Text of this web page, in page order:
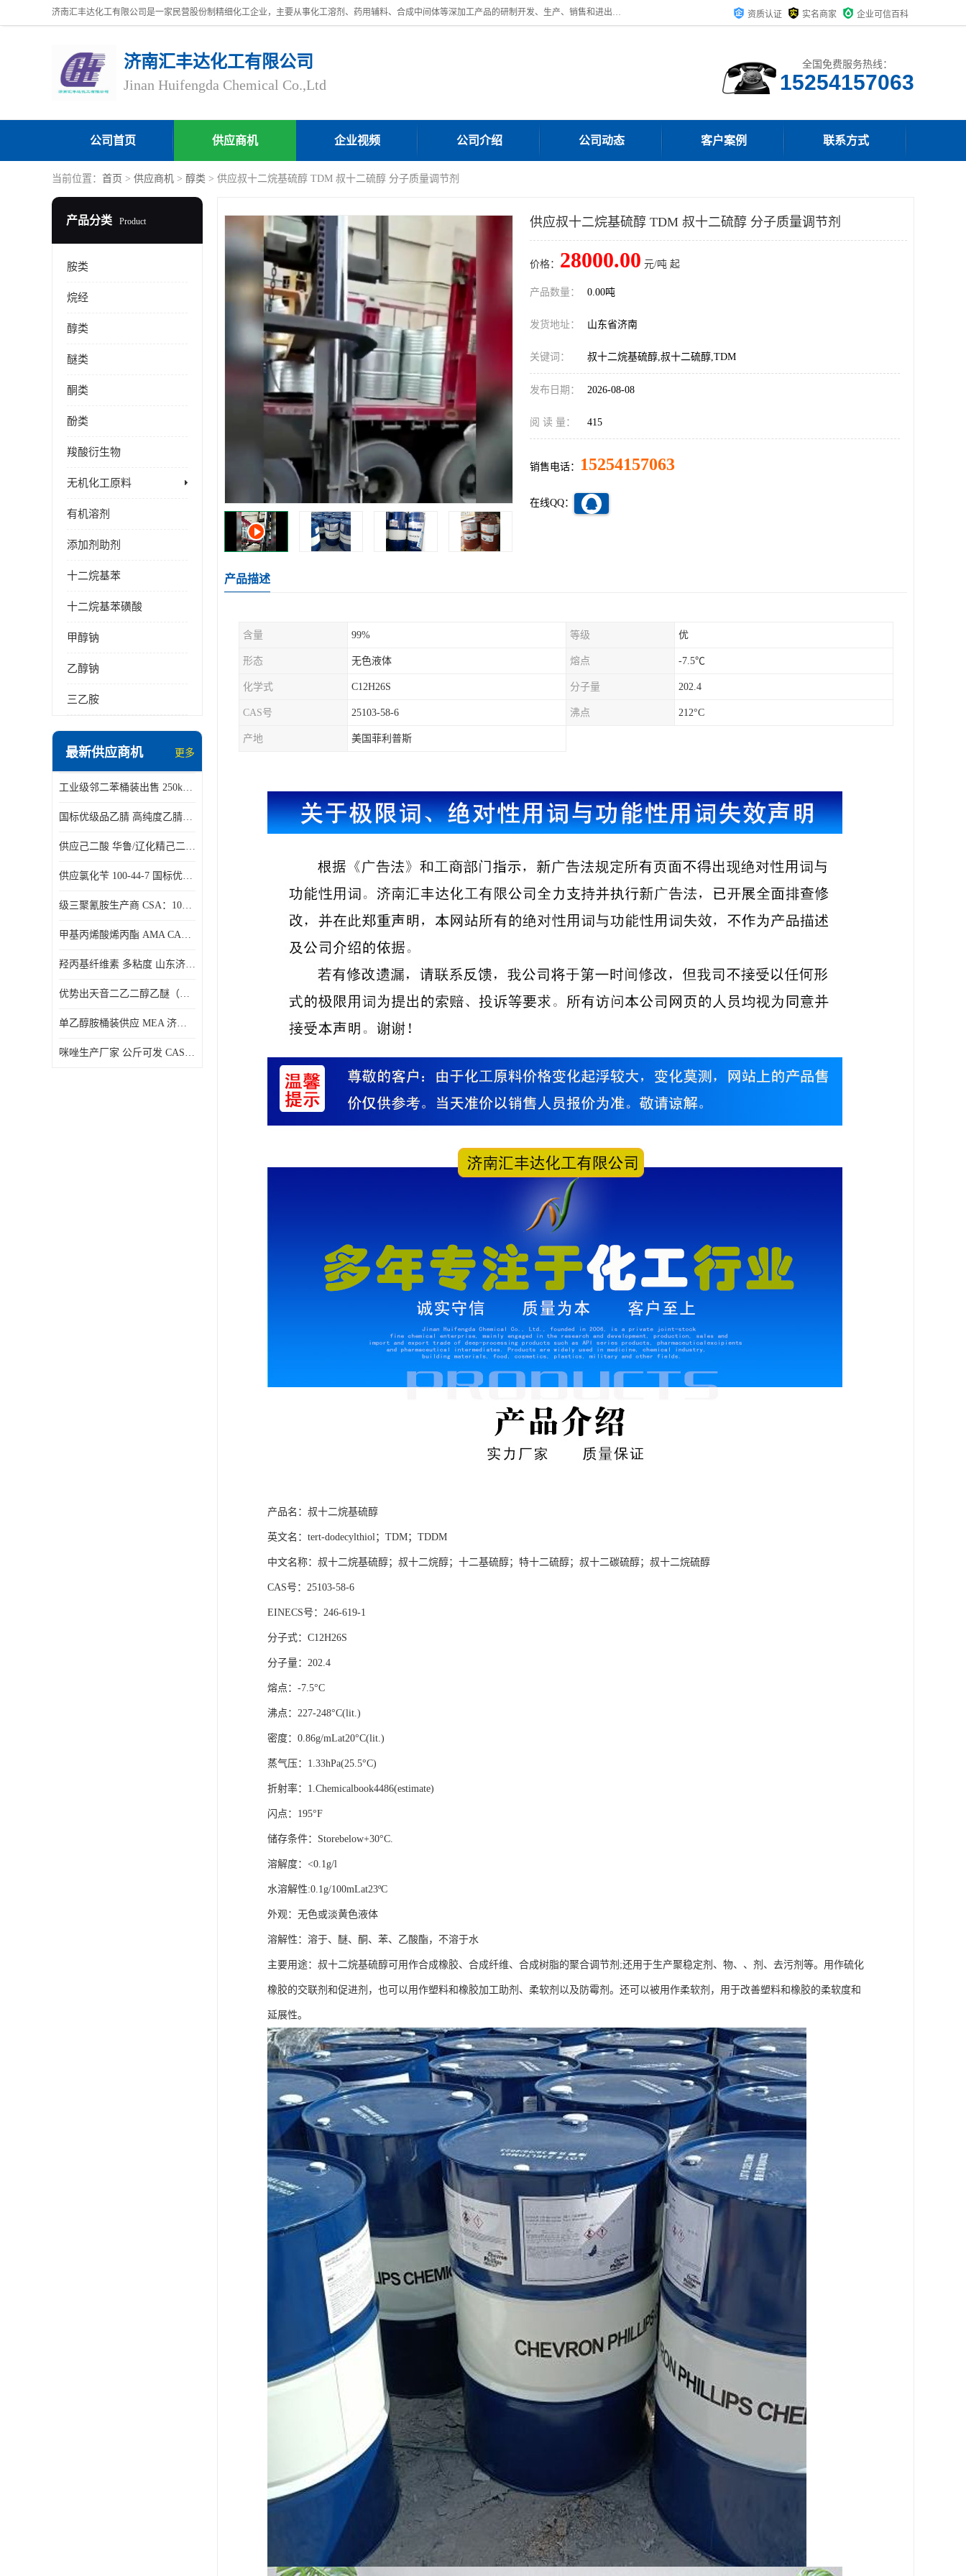
济南汇丰达化工有限公司是一家民营股份制精细化工企业，主要从事化工溶剂、药用辅料、合成中间体等深加工产品的研制开发、生产、销售和进出口贸易。主营产品：环氧丙烷，十二烷基苯，甲基磺酸，磺酸，DMF，DMAC，甘油，苯甲醇，乙酰氯，甲基丙烯酸，甲基丙烯酸甲酯，叔丁醇，异辛酸，二乙烯三胺，一乙，二乙‎，三乙醇胺，原乙酸三甲酯等化工产品及中间体。欢迎各界朋友洽谈咨询业务。 资质认证 实名商家 企业可信百科
济南汇丰达化工有限公司
Jinan Huifengda Chemical Co.,Ltd
全国免费服务热线：
15254157063
公司首页 供应商机 企业视频 公司介绍 公司动态 客户案例 联系方式
当前位置： 首页 > 供应商机 > 醇类 > 供应叔十二烷基硫醇 TDM 叔十二硫醇 分子质量调节剂
产品分类 Product
胺类
烷经
醇类
醚类
酮类
酚类
羧酸衍生物
无机化工原料
有机溶剂
添加剂助剂
十二烷基苯
十二烷基苯磺酸
甲醇钠
乙醇钠
三乙胺
最新供应商机 更多
工业级邻二苯桶装出售 250kg/桶 95-50-1
国标优级品乙腈 高纯度乙腈桶装现货160kg桶
供应己二酸 华鲁/辽化精己二酸 大包装可分小包装现货
供应氯化苄 100-44-7 国标优等品苄基氯 一桶起发
级三聚氰胺生产商 CSA：108-78-1 济南发货
甲基丙烯酸烯丙酯 AMA CAS：96-05-9
羟丙基纤维素 多粘度 山东济南仓库发货
优势出天音二乙二醇乙醚（DPE）山东仓库发现货
单乙醇胺桶装供应 MEA 济南仓库发货 厂家
咪唑生产厂家 公斤可发 CAS:288-32-4
供应叔十二烷基硫醇 TDM 叔十二硫醇 分子质量调节剂
价格： 28000.00 元/吨 起
产品数量： 0.00吨
发货地址： 山东省济南
关键词： 叔十二烷基硫醇,叔十二硫醇,TDM
发布日期： 2026-08-08
阅 读 量： 415
销售电话： 15254157063
在线QQ：
产品描述
含量 99% 等级 优
形态 无色液体 熔点 -7.5℃
化学式 C12H26S 分子量 202.4
CAS号 25103-58-6 沸点 212°C
产地 美国菲利普斯
产品名： 叔十二烷基硫醇
英文名 ： tert-dodecylthiol； TDM； TDDM
中文名称： 叔十二烷基硫醇； 叔十二烷醇； 十二基硫醇； 特十二硫醇； 叔十二碳硫醇； 叔十二烷硫醇
CAS号 ： 25103-58-6
EINECS号： 246-619-1
分子式： C12H26S
分子量： 202.4
熔点 ： -7.5°C
沸点 ： 227-248°C(lit.)
密度： 0.86g/mLat20°C(lit.)
蒸气压 ： 1.33hPa(25.5°C)
折射率： 1.Chemicalbook4486(estimate)
闪点 ： 195°F
储存条件： Storebelow+30°C.
溶解度： <0.1g/l
水溶解性:0.1g/100mLat23ºC
外观： 无色或淡黄色液体
溶解性： 溶于、醚、酮、苯、乙酸酯，不溶于水
主要用途： 叔十二烷基硫醇可用作合成橡胶、合成纤维、合成树脂的聚合调节剂 ;还用于生产聚稳定剂、物、、剂、去污剂等。用作硫化
橡胶的交联剂和促进剂，也可以用作塑料和橡胶加工助剂、柔软剂以及防霉剂。还可以被用作柔软剂，用于改善塑料和橡胶的柔软度和
延展性。